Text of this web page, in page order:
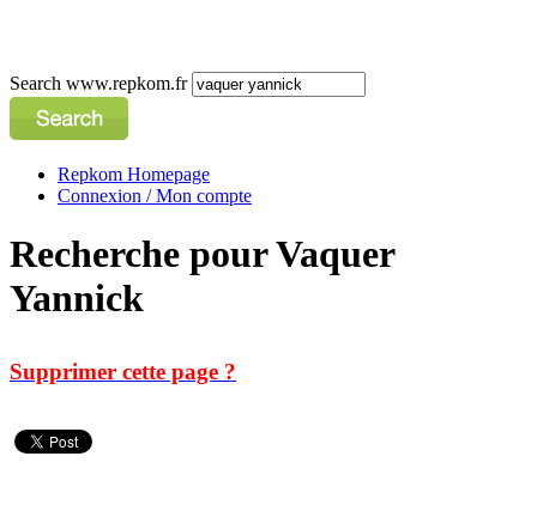
Search www.repkom.fr
Repkom Homepage
Connexion / Mon compte
Recherche pour Vaquer
Yannick
Supprimer cette page ?